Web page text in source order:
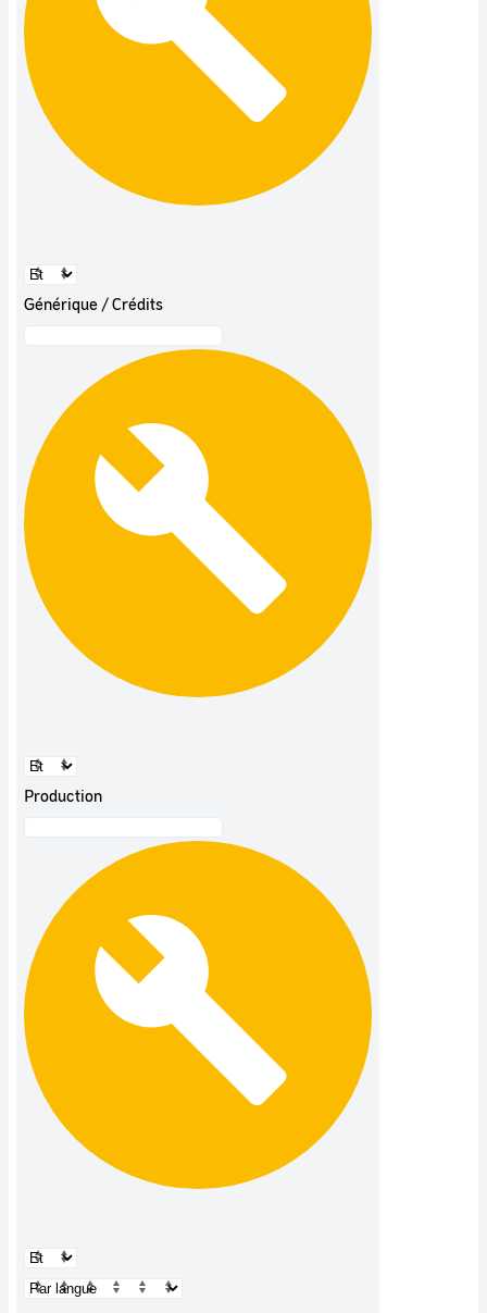
Générique / Crédits
Production